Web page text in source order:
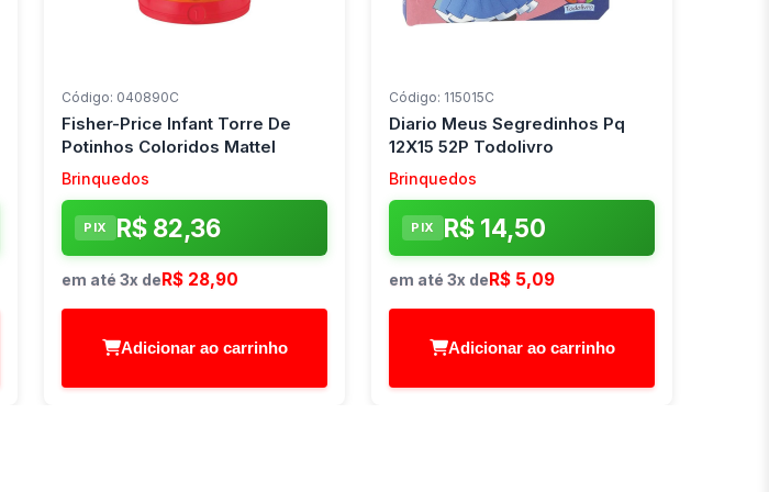
Código: 040890C
Fisher-Price Infant Torre De
Potinhos Coloridos Mattel
Brinquedos
PIX R$ 82,36
em até 3x deR$ 28,90
Adicionar ao carrinho
Código: 115015C
Diario Meus Segredinhos Pq
12X15 52P Todolivro
Brinquedos
PIX R$ 14,50
em até 3x deR$ 5,09
Adicionar ao carrinho